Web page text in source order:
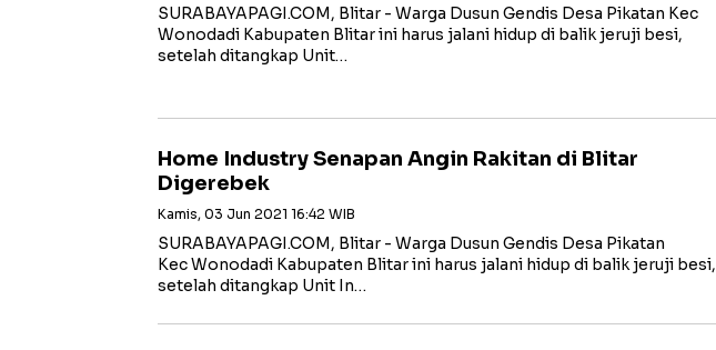
SURABAYAPAGI.COM, Blitar - Warga Dusun Gendis Desa Pikatan Kec
Wonodadi Kabupaten Blitar ini harus jalani hidup di balik jeruji besi,
setelah ditangkap Unit…
Home Industry Senapan Angin Rakitan di Blitar
Digerebek
Kamis, 03 Jun 2021 16:42 WIB
SURABAYAPAGI.COM, Blitar - Warga Dusun Gendis Desa Pikatan
Kec Wonodadi Kabupaten Blitar ini harus jalani hidup di balik jeruji besi,
setelah ditangkap Unit In…